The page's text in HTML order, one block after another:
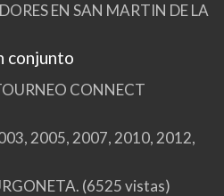
EN SAN MARTIN DE LA
conjunto
CONNECT
2005, 2007, 2010, 2012,
(6525 vistas)